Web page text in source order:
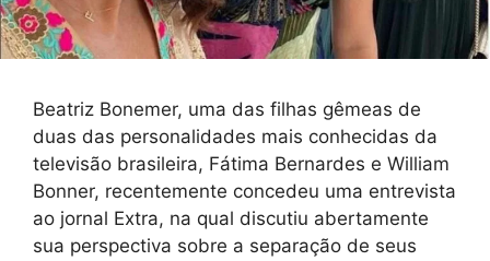
Beatriz Bonemer, uma das filhas gêmeas de
duas das personalidades mais conhecidas da
televisão brasileira, Fátima Bernardes e William
Bonner, recentemente concedeu uma entrevista
ao jornal Extra, na qual discutiu abertamente
sua perspectiva sobre a separação de seus